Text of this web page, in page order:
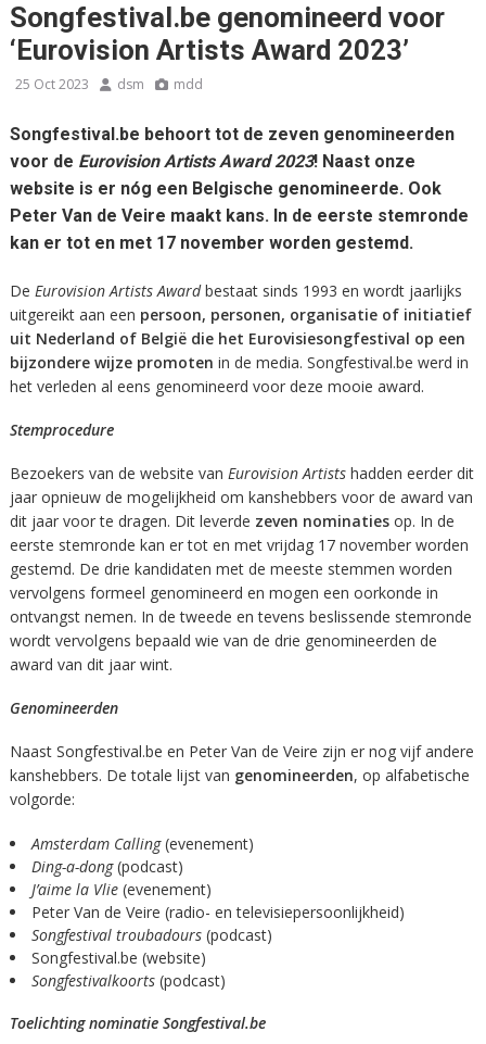
Songfestival.be genomineerd voor
‘Eurovision Artists Award 2023’
25 Oct 2023 dsm mdd
Songfestival.be behoort tot de zeven genomineerden
voor de Eurovision Artists Award 2023! Naast onze
website is er nóg een Belgische genomineerde. Ook
Peter Van de Veire maakt kans. In de eerste stemronde
kan er tot en met 17 november worden gestemd.
De Eurovision Artists Awardbestaat sinds 1993 en wordt jaarlijks
uitgereikt aan een persoon, personen, organisatie of initiatief
uit Nederland of België die het Eurovisiesongfestival op een
bijzondere wijze promoten in de media. Songfestival.be werd in
het verleden al eens genomineerd voor deze mooie award.
Stemprocedure
Bezoekers van de website van Eurovision Artistshadden eerder dit
jaar opnieuw de mogelijkheid om kanshebbers voor de award van
dit jaar voor te dragen. Dit leverde zeven nominatiesop. In de
eerste stemronde kan er tot en met vrijdag 17 november worden
gestemd. De drie kandidaten met de meeste stemmen worden
vervolgens formeel genomineerd en mogen een oorkonde in
ontvangst nemen. In de tweede en tevens beslissende stemronde
wordt vervolgens bepaald wie van de drie genomineerden de
award van dit jaar wint.
Genomineerden
Naast Songfestival.be en Peter Van de Veire zijn er nog vijf andere
kanshebbers. De totale lijst van genomineerden, op alfabetische
volgorde:
Amsterdam Calling(evenement)
Ding-a-dong(podcast)
J’aime la Vlie(evenement)
Peter Van de Veire (radio- en televisiepersoonlijkheid)
Songfestival troubadours(podcast)
Songfestival.be (website)
Songfestivalkoorts(podcast)
Toelichting nominatie Songfestival.be